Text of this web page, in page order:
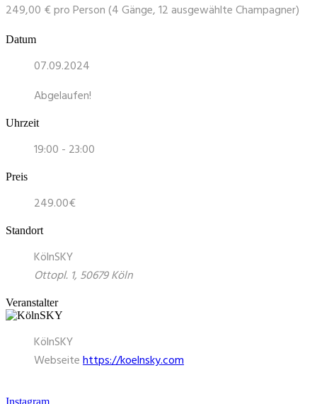
249,00 € pro Person (4 Gänge, 12 ausgewählte Champagner)
Datum
07.09.2024
Abgelaufen!
Uhrzeit
19:00 - 23:00
Preis
249.00€
Standort
KölnSKY
Ottopl. 1, 50679 Köln
Veranstalter
KölnSKY
Webseitehttps://koelnsky.com
Instagram